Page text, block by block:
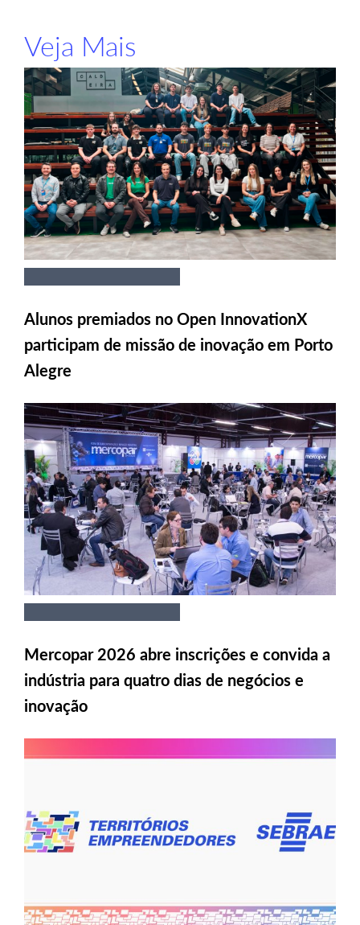
Veja Mais
Alunos premiados no Open InnovationX
participam de missão de inovação em Porto
Alegre
Mercopar 2026 abre inscrições e convida a
indústria para quatro dias de negócios e
inovação